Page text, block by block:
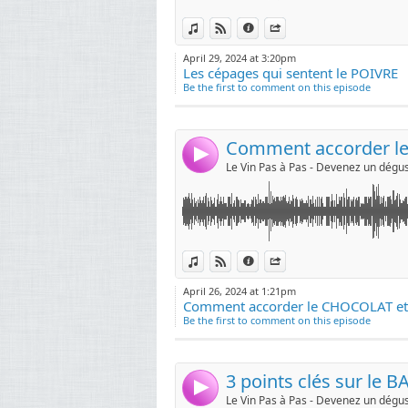
«
MON
View in iTunes
View on Djpod
Information
April 29, 2024 at 3:20pm
Les cépages qui sentent le POIVRE
Be the first to comment on this episode
4 Comment accorder
View in iTunes
View on Djpod
Information
Link:
Widget:
Share:
Comment accorder le CHOCOLAT et le VIN ?
--------------
Vous aimez le chocolat ? Alors voici
April 26, 2024 at 1:21pm
Comment accorder le CHOCOLAT
Be the first to comment on this episode
4 3 points clés sur le
Link:
Widget:
Share:
3 points clés sur le BAROLO
-------------------
Le BAROLO, vous connaissez ? voici les 3
#degustationvin #oenologie #sommelier